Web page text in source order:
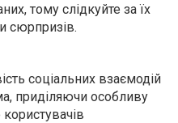
тому слідкуйте за їх
сюрпризів.
соціальних взаємодій
приділяючи особливу